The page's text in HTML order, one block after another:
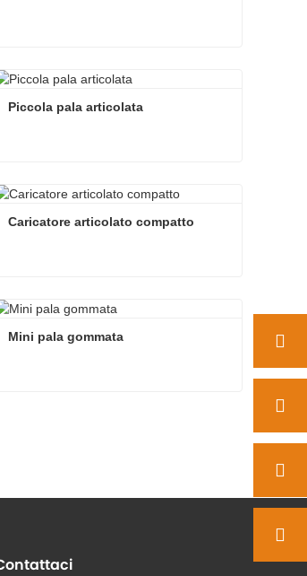
Piccola pala articolata
Caricatore articolato compatto
Mini pala gommata